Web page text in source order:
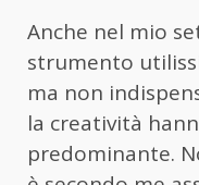
Anche nel mio
strumento
ma non
la creatività
predominante.